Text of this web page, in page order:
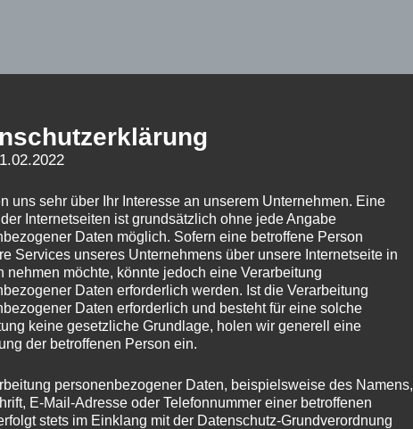
uns sehr über Ihr Interesse an unserem Unternehmen. Eine
Internetseiten ist grundsätzlich ohne jede Angabe
Daten möglich. Sofern eine betroffene Person
Services unseres Unternehmens über unsere Internetseite in
nehmen möchte, könnte jedoch eine Verarbeitung
Daten erforderlich werden. Ist die Verarbeitung
Daten erforderlich und besteht für eine solche
keine gesetzliche Grundlage, holen wir generell eine
der betroffenen Person ein.
personenbezogener Daten, beispielsweise des Namens,
E-Mail-Adresse oder Telefonnummer einer betroffenen
stets im Einklang mit der Datenschutz-Grundverordnung